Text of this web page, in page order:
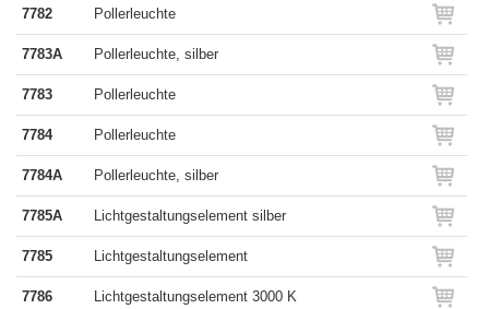
7782 Pollerleuchte
7783A Pollerleuchte, silber
7783 Pollerleuchte
7784 Pollerleuchte
7784A Pollerleuchte, silber
7785A Lichtgestaltungselement silber
7785 Lichtgestaltungselement
7786 Lichtgestaltungselement 3000 K